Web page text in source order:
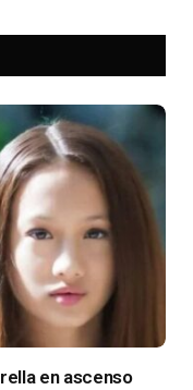
en ascenso